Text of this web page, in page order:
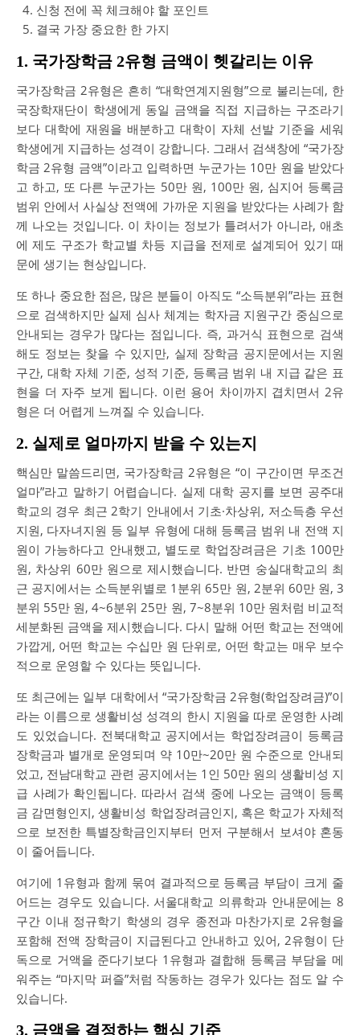
신청 전에 꼭 체크해야 할 포인트
결국 가장 중요한 한 가지
1. 국가장학금 2유형 금액이 헷갈리는 이유
국가장학금 2유형은 흔히 “대학연계지원형”으로 불리는데, 한
국장학재단이 학생에게 동일 금액을 직접 지급하는 구조라기
보다 대학에 재원을 배분하고 대학이 자체 선발 기준을 세워
학생에게 지급하는 성격이 강합니다. 그래서 검색창에 “국가장
학금 2유형 금액”이라고 입력하면 누군가는 10만 원을 받았다
고 하고, 또 다른 누군가는 50만 원, 100만 원, 심지어 등록금
범위 안에서 사실상 전액에 가까운 지원을 받았다는 사례가 함
께 나오는 것입니다. 이 차이는 정보가 틀려서가 아니라, 애초
에 제도 구조가 학교별 차등 지급을 전제로 설계되어 있기 때
문에 생기는 현상입니다.
또 하나 중요한 점은, 많은 분들이 아직도 “소득분위”라는 표현
으로 검색하지만 실제 심사 체계는 학자금 지원구간 중심으로
안내되는 경우가 많다는 점입니다. 즉, 과거식 표현으로 검색
해도 정보는 찾을 수 있지만, 실제 장학금 공지문에서는 지원
구간, 대학 자체 기준, 성적 기준, 등록금 범위 내 지급 같은 표
현을 더 자주 보게 됩니다. 이런 용어 차이까지 겹치면서 2유
형은 더 어렵게 느껴질 수 있습니다.
2. 실제로 얼마까지 받을 수 있는지
핵심만 말씀드리면, 국가장학금 2유형은 “이 구간이면 무조건
얼마”라고 말하기 어렵습니다. 실제 대학 공지를 보면 공주대
학교의 경우 최근 2학기 안내에서 기초·차상위, 저소득층 우선
지원, 다자녀지원 등 일부 유형에 대해 등록금 범위 내 전액 지
원이 가능하다고 안내했고, 별도로 학업장려금은 기초 100만
원, 차상위 60만 원으로 제시했습니다. 반면 숭실대학교의 최
근 공지에서는 소득분위별로 1분위 65만 원, 2분위 60만 원, 3
분위 55만 원, 4~6분위 25만 원, 7~8분위 10만 원처럼 비교적
세분화된 금액을 제시했습니다. 다시 말해 어떤 학교는 전액에
가깝게, 어떤 학교는 수십만 원 단위로, 어떤 학교는 매우 보수
적으로 운영할 수 있다는 뜻입니다.
또 최근에는 일부 대학에서 “국가장학금 2유형(학업장려금)”이
라는 이름으로 생활비성 성격의 한시 지원을 따로 운영한 사례
도 있었습니다. 전북대학교 공지에서는 학업장려금이 등록금
장학금과 별개로 운영되며 약 10만~20만 원 수준으로 안내되
었고, 전남대학교 관련 공지에서는 1인 50만 원의 생활비성 지
급 사례가 확인됩니다. 따라서 검색 중에 나오는 금액이 등록
금 감면형인지, 생활비성 학업장려금인지, 혹은 학교가 자체적
으로 보전한 특별장학금인지부터 먼저 구분해서 보셔야 혼동
이 줄어듭니다.
여기에 1유형과 함께 묶여 결과적으로 등록금 부담이 크게 줄
어드는 경우도 있습니다. 서울대학교 의류학과 안내문에는 8
구간 이내 정규학기 학생의 경우 종전과 마찬가지로 2유형을
포함해 전액 장학금이 지급된다고 안내하고 있어, 2유형이 단
독으로 거액을 준다기보다 1유형과 결합해 등록금 부담을 메
워주는 “마지막 퍼즐”처럼 작동하는 경우가 있다는 점도 알 수
있습니다.
3. 금액을 결정하는 핵심 기준